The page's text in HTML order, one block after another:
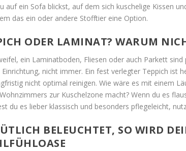
auf ein Sofa blickst, auf dem sich kuschelige Kissen
das ein oder andere Stofftier eine Option.
ODER LAMINAT? WARUM
ein Laminatboden, Fliesen oder auch Parkett
Einrichtung, nicht immer. Ein fest verlegter Teppich ist
nicht optimal reinigen. Wie wäre es mit einem
zur Kuschelzone macht? Wenn du es
du es lieber klassisch und besonders pflegeleicht,
BELEUCHTET, SO WIRD